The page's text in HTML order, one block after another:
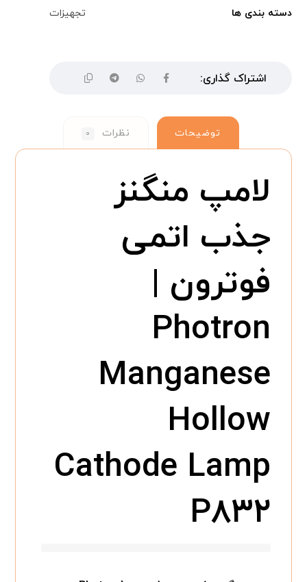
دسته بندی ها تجهیزات
توضیحات نظرات ۰
لامپ منگنز
جذب اتمی
فوترون |
Photron
Manganese
Hollow
Cathode Lamp
P۸۳۲